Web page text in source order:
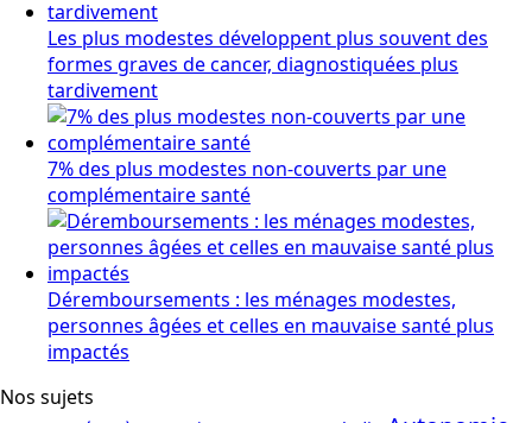
Les plus modestes développent plus souvent des
formes graves de cancer, diagnostiquées plus
tardivement
7% des plus modestes non-couverts par une
complémentaire santé
Déremboursements : les ménages modestes,
personnes âgées et celles en mauvaise santé plus
impactés
Nos sujets